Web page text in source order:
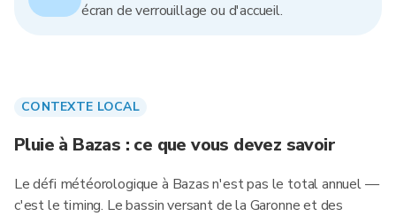
écran de verrouillage ou d'accueil.
CONTEXTE LOCAL
Pluie à Bazas : ce que vous devez savoir
Le défi météorologique à Bazas n'est pas le total annuel —
c'est le timing. Le bassin versant de la Garonne et des